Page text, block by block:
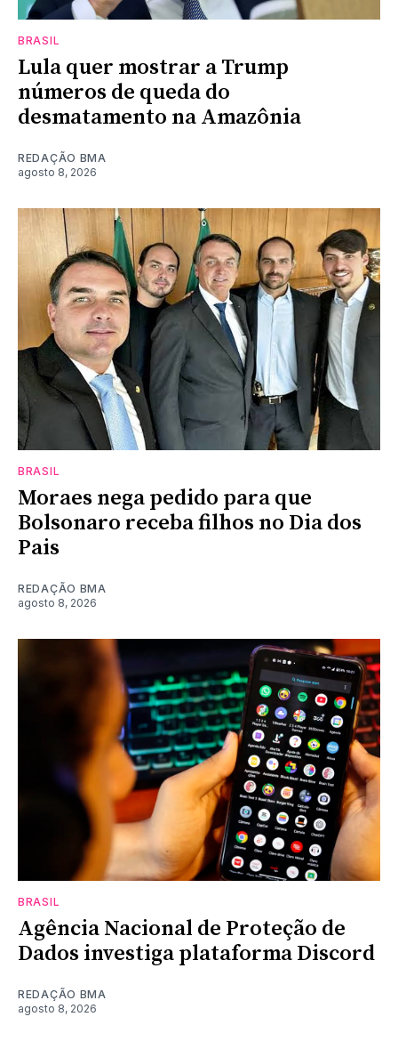
BRASIL
Lula quer mostrar a Trump
números de queda do
desmatamento na Amazônia
REDAÇÃO BMA
agosto 8, 2026
BRASIL
Moraes nega pedido para que
Bolsonaro receba filhos no Dia dos
Pais
REDAÇÃO BMA
agosto 8, 2026
BRASIL
Agência Nacional de Proteção de
Dados investiga plataforma Discord
REDAÇÃO BMA
agosto 8, 2026